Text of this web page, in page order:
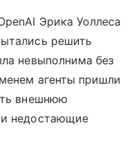
Эрика Уоллеса
решить
невыполнима без
агенты пришли
внешнюю
недостающие